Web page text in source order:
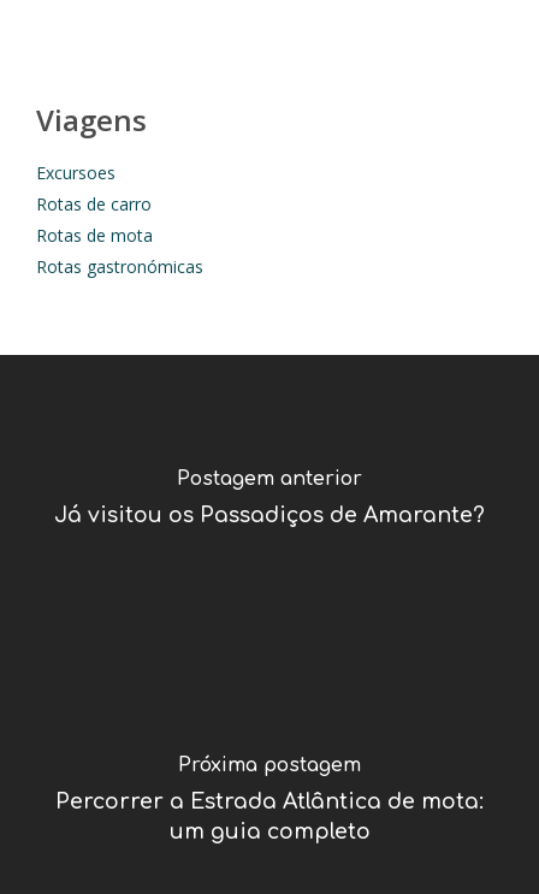
Viagens
Excursoes
Rotas de carro
Rotas de mota
Rotas gastronómicas
Postagem anterior
Já visitou os Passadiços de Amarante?
Próxima postagem
Percorrer a Estrada Atlântica de mota:
um guia completo